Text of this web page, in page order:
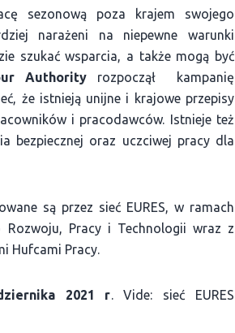
sezonową poza krajem swojego
narażeni na niepewne warunki
szukać wsparcia, a także mogą być
Authority rozpoczął kampanię
że istnieją unijne i krajowe przepisy
i pracodawców. Istnieje też
bezpiecznej oraz uczciwej pracy dla
są przez sieć EURES, w ramach
Rozwoju, Pracy i Technologii wraz z
Hufcami Pracy.
2021 r. Vide: sieć EURES